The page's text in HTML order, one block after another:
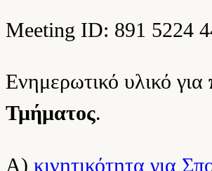
Meeting ID: 891 5224
Ενημερωτικό υλικό για
Τμήματος.
Α) κινητικότητα για